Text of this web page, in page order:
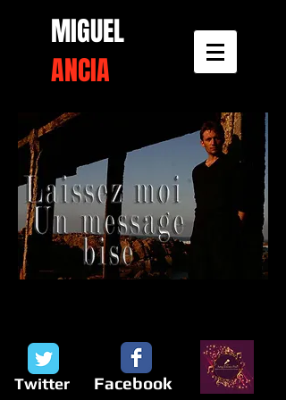
MIGUEL​
ANCIA
Twitter Facebook